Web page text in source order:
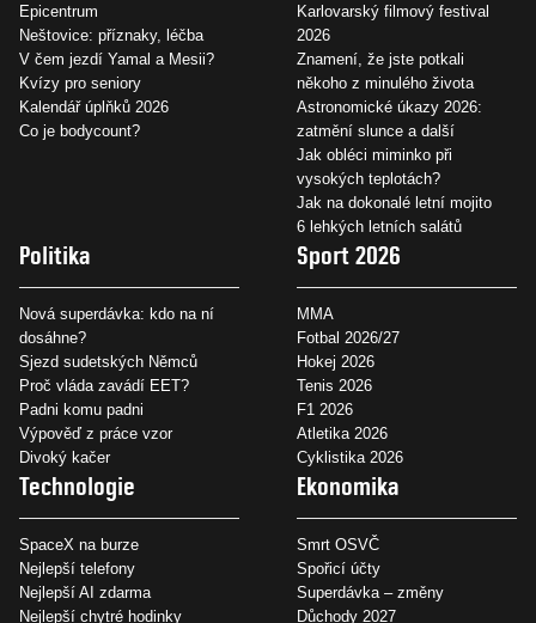
Epicentrum
Neštovice: příznaky, léčba
V čem jezdí Yamal a Mesii?
Kvízy pro seniory
Kalendář úplňků 2026
Co je bodycount?
Karlovarský filmový festival
2026
Znamení, že jste potkali
někoho z minulého života
Astronomické úkazy 2026:
zatmění slunce a další
Jak obléci miminko při
vysokých teplotách?
Jak na dokonalé letní mojito
6 lehkých letních salátů
Politika
Nová superdávka: kdo na ní
dosáhne?
Sjezd sudetských Němců
Proč vláda zavádí EET?
Padni komu padni
Výpověď z práce vzor
Divoký kačer
Sport 2026
MMA
Fotbal 2026/27
Hokej 2026
Tenis 2026
F1 2026
Atletika 2026
Cyklistika 2026
Technologie
SpaceX na burze
Nejlepší telefony
Nejlepší AI zdarma
Nejlepší chytré hodinky
Ekonomika
Smrt OSVČ
Spořicí účty
Superdávka – změny
Důchody 2027